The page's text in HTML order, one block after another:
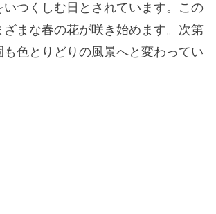
つくしむ日とされています。この
ざまな春の花が咲き始めます。次第
も色とりどりの風景へと変わってい